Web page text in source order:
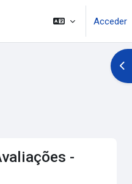
Acceder
-